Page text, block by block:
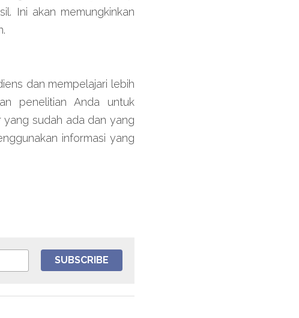
Ini akan memungkinkan
dan mempelajari lebih
penelitian Anda untuk
yang sudah ada dan yang
informasi yang
SUBSCRIBE